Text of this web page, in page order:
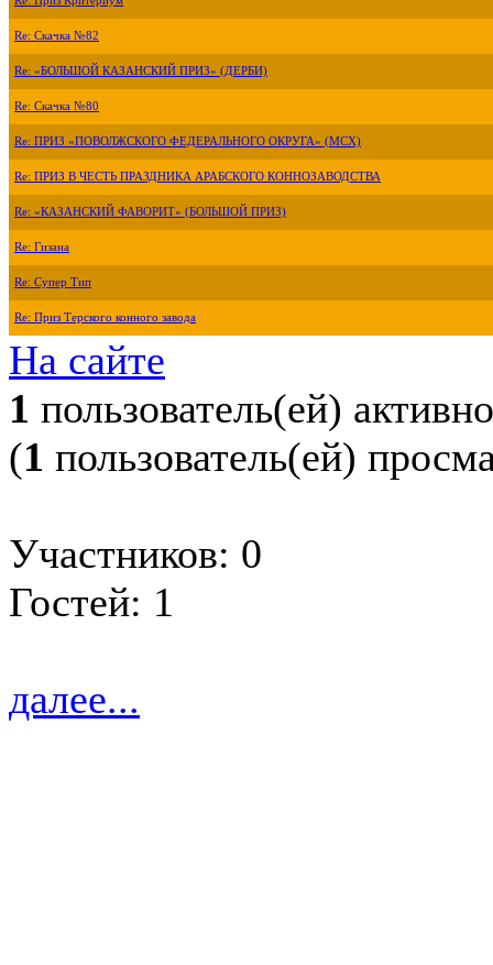
Re: Скачка №82
Re: «БОЛЬШОЙ КАЗАНСКИЙ ПРИЗ» (ДЕРБИ)
Re: Скачка №80
Re: ПРИЗ «ПОВОЛЖСКОГО ФЕДЕРАЛЬНОГО ОКРУГА» (МСХ)
Re: ПРИЗ В ЧЕСТЬ ПРАЗДНИКА АРАБСКОГО КОННОЗАВОДСТВА
Re: «КАЗАНСКИЙ ФАВОРИТ» (БОЛЬШОЙ ПРИЗ)
Re: Гизана
Re: Супер Тип
Re: Приз Терского конного завода
На сайте
1 пользователь(ей) активно
(1 пользователь(ей)
Участников: 0
Гостей: 1
далее...